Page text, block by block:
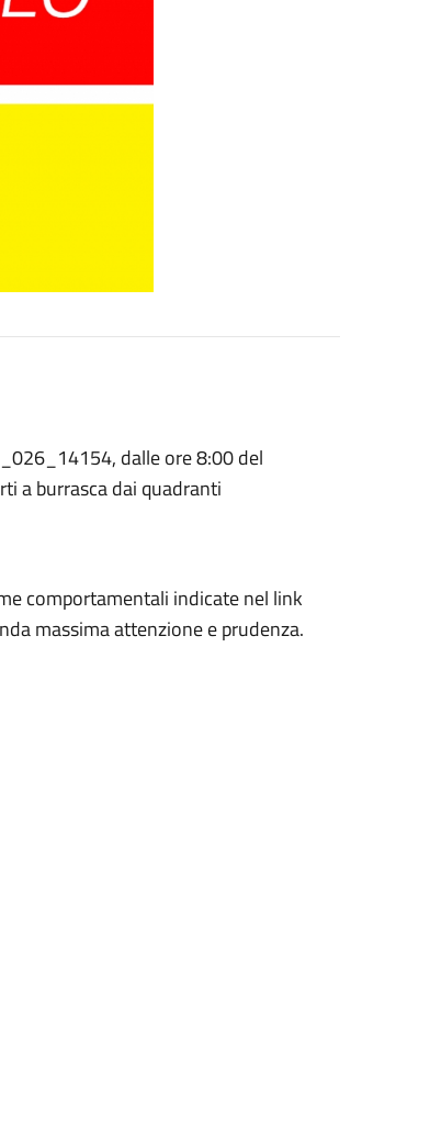
dalle ore 8:00 del
a burrasca dai quadranti
comportamentali indicate nel link
massima attenzione e prudenza.